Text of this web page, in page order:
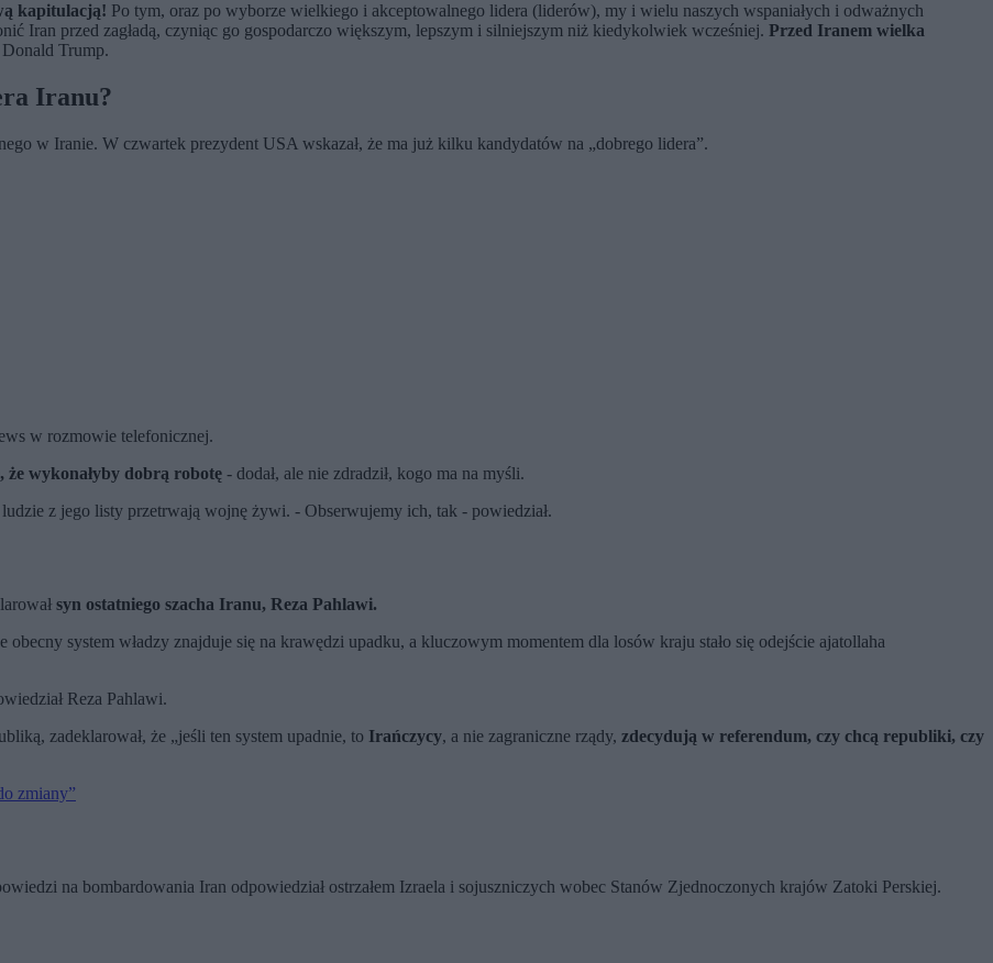
kapitulacją! Po tym, oraz po wyborze wielkiego i akceptowalnego lidera (liderów), my i wielu naszych wspaniałych i odważnych
Iran przed zagładą, czyniąc go gospodarczo większym, lepszym i silniejszym niż kiedykolwiek wcześniej. Przed Iranem wielka
Trump.
Iranu?
w Iranie. W czwartek prezydent USA wskazał, że ma już kilku kandydatów na „dobrego lidera”.
w rozmowie telefonicznej.
wykonałyby dobrą robotę - dodał, ale nie zdradził, kogo ma na myśli.
z jego listy przetrwają wojnę żywi. - Obserwujemy ich, tak - powiedział.
syn ostatniego szacha Iranu, Reza Pahlawi.
system władzy znajduje się na krawędzi upadku, a kluczowym momentem dla losów kraju stało się odejście ajatollaha
Reza Pahlawi.
zadeklarował, że „jeśli ten system upadnie, to Irańczycy, a nie zagraniczne rządy, zdecydują w referendum, czy chcą republiki, czy
zmiany”
na bombardowania Iran odpowiedział ostrzałem Izraela i sojuszniczych wobec Stanów Zjednoczonych krajów Zatoki Perskiej.